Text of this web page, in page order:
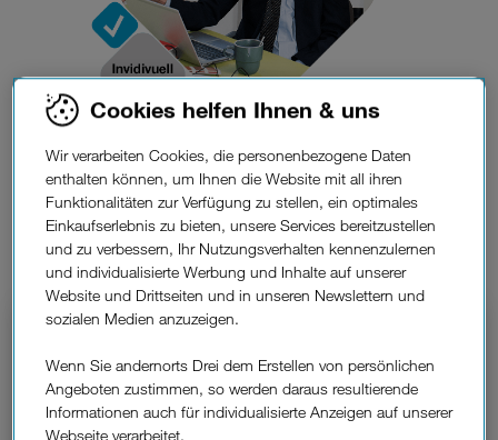
Abhebenin Ihrem
Business.
Telefonie-Lösungen für Freelancer.
Der nächste Auftrag ist nur ein Telefonat entfernt!
Deshalb brauchen Sie dafür einen Anbieter, auf den
Sie sich verlassen können: mit allen Top-
Cookies helfen Ihnen & uns
Wir verarbeiten Cookies, die personenbezogene Daten
enthalten können, um Ihnen die Website mit all ihren
Funktionalitäten zur Verfügung zu stellen, ein optimales
Einkaufserlebnis zu bieten, unsere Services bereitzustellen
und zu verbessern, Ihr Nutzungsverhalten kennenzulernen
und individualisierte Werbung und Inhalte auf unserer
Website und Drittseiten und in unseren Newslettern und
sozialen Medien anzuzeigen.
Wenn Sie andernorts Drei dem Erstellen von persönlichen
Angeboten zustimmen, so werden daraus resultierende
Informationen auch für individualisierte Anzeigen auf unserer
Webseite verarbeitet.